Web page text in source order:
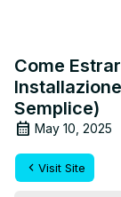
Come
Semplice)
May 10, 2025
Visit Site